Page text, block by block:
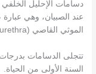
دسامات الإحليل الخلفي
عند الصبيان، وهي
الموثي القاصي (distal prostatic urethra) مغطاة بظهارة انتقالية.
تتجلى الدسامات
السنة الأولى من الحياة.